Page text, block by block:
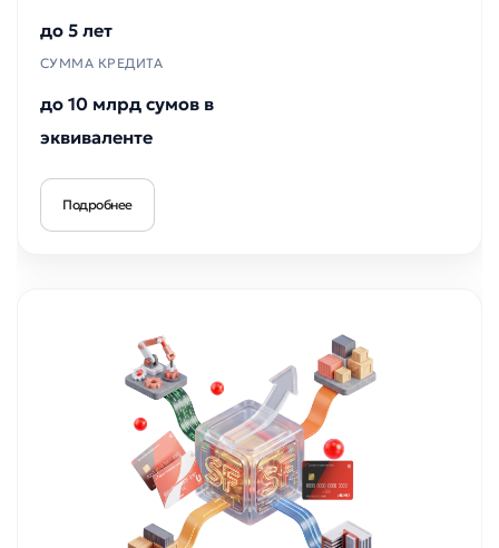
до 5 лет
СУММА КРЕДИТА
до 10 млрд сумов в
эквиваленте
Подробнее